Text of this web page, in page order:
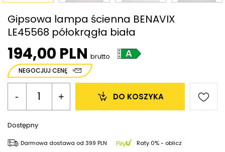
Gipsowa lampa ścienna BENAVIX
LE45568 półokrągła biała
194,00 PLN brutto
NEGOCJUJ CENĘ
- + DO KOSZYKA
Dostępny
Darmowa dostawa od 399 PLN Raty 0% - oblicz